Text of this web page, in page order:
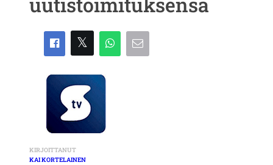
KIRJOITTANUT
KAI KORTELAINEN